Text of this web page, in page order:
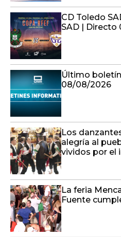
CD Toledo
SAD | Directo
Último
08/08/2026
Los
alegría al
vividos por el
La feria
Fuente